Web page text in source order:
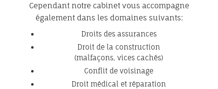
Cependant notre cabinet vous accompagne
également dans les domaines suivants:
Droits des assurances
Droit de la construction
(malfaçons, vices cachés)
Conflit de voisinage
Droit médical et réparation